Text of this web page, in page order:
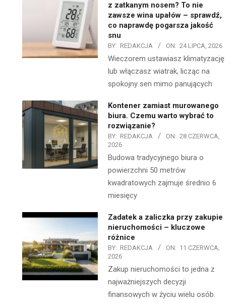
z zatkanym nosem? To nie
zawsze wina upałów – sprawdź,
co naprawdę pogarsza jakość
snu
BY: REDAKCJA ON: 24 LIPCA, 2026
Wieczorem ustawiasz klimatyzację
lub włączasz wiatrak, licząc na
spokojny sen mimo panujących
Kontener zamiast murowanego
biura. Czemu warto wybrać to
rozwiązanie?
BY: REDAKCJA ON: 28 CZERWCA,
2026
Budowa tradycyjnego biura o
powierzchni 50 metrów
kwadratowych zajmuje średnio 6
miesięcy
Zadatek a zaliczka przy zakupie
nieruchomości – kluczowe
różnice
BY: REDAKCJA ON: 11 CZERWCA,
2026
Zakup nieruchomości to jedna z
najważniejszych decyzji
finansowych w życiu wielu osób.